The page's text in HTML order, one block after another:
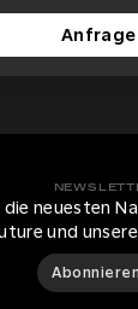
die neuesten
und
Abonnieren